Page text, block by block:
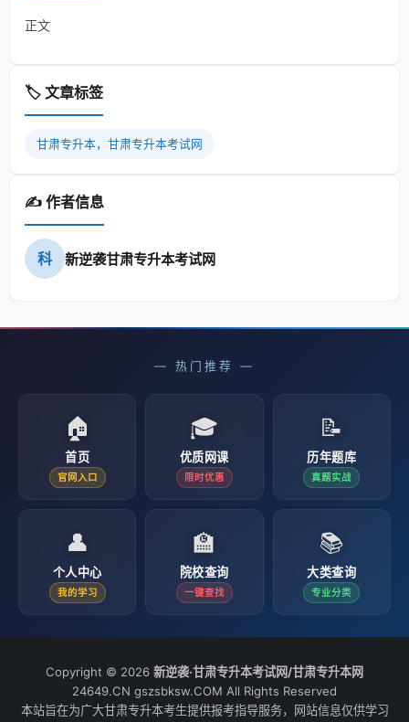
正文
🏷️ 文章标签
甘肃专升本，甘肃专升本考试网
✍️ 作者信息
科 新逆袭甘肃专升本考试网
— 热门推荐 —
🏠
首页
官网入口
🎓
优质网课
限时优惠
📝
历年题库
真题实战
👤
个人中心
我的学习
🏫
院校查询
一键查找
📚
大类查询
专业分类
Copyright © 2026 新逆袭·甘肃专升本考试网/甘肃专升本网
24649.CN gszsbksw.COM All Rights Reserved
本站旨在为广大甘肃专升本考生提供报考指导服务，网站信息仅供学习